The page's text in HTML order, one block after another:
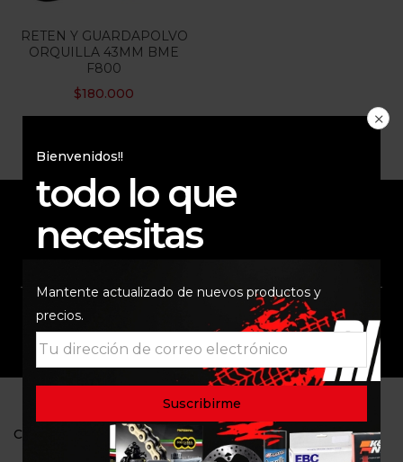
RETEN Y GUARDAPOLVO
ORQUILLA 43MM BME
F800
$180.000
Bienvenidos!!
todo lo que
necesitas
Mantente actualizado de nuevos productos y
precios.
ENVÍO RAPIDO Y
SOPORTE COMUNIDAD
CONTACTO